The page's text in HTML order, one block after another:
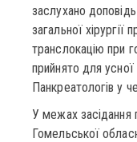
заслухано
загальної
транслокацію при
прийнято для
Панкреатологів у
У межах засідання
Гомельської